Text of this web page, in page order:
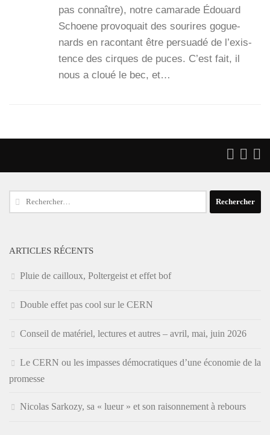
pas connaître), notre cama­rade Édouard
Schoene pro­vo­quait des sou­rires gogue­
nards en racon­tant être per­sua­dé de l’exis­
tence des cirques de puces. C’est fait, il
nous a cloué le bec, et…
Rechercher :
ARTICLES RÉCENTS
Pluie de cailloux, Poltergeist et effet bof
Double effet pas cool sur le CERN
Conseil de matériel, lectures et autres – avril, mai, juin 2026
Le CERN ou les impasses démocratiques d’une économie de la
promesse
Nicolas Sarkozy, sa « lueur » et son raisonnement à rebours